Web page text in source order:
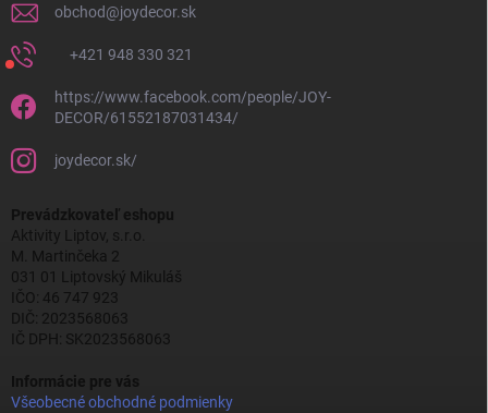
obchod@joydecor.sk
+421 948 330 321
https://www.facebook.com/people/JOY-
DECOR/61552187031434/
joydecor.sk/
Prevádzkovateľ eshopu
Aktivity Liptov, s.r.o.
M. Martinčeka 2
031 01 Liptovský Mikuláš
IČO: 46 747 923
DIČ: 2023568063
IČ DPH: SK2023568063
Informácie pre vás
Všeobecné obchodné podmienky